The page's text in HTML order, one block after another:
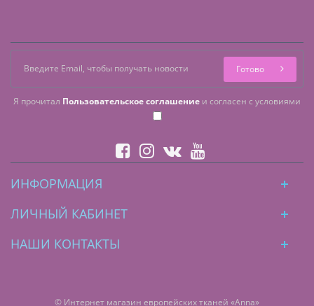
Я прочитал Пользовательское соглашение и согласен с условиями
Готово
ИНФОРМАЦИЯ
ЛИЧНЫЙ КАБИНЕТ
НАШИ КОНТАКТЫ
© Интернет магазин европейских тканей «Anna»